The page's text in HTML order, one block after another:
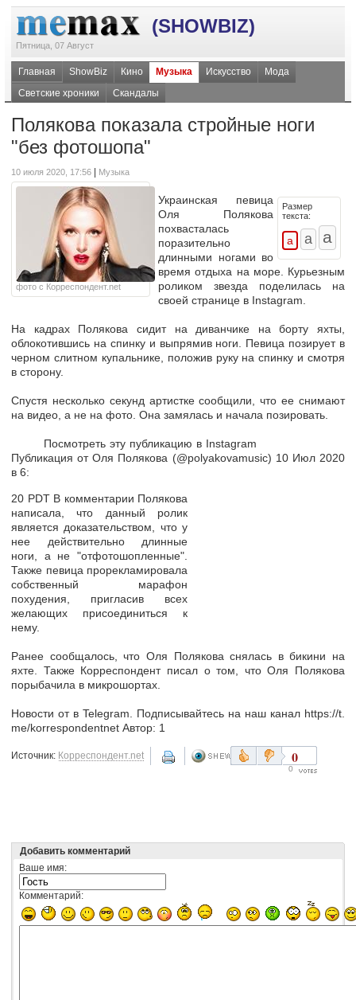
(SHOWBIZ)
Пятница, 07 Август
Главная ShowBiz Кино Музыка Искусство
Мода
Светские хроники
Скандалы
Полякова показала стройные ноги
"без фотошопа"
10 июля 2020, 17:56 Музыка
фото с Корреспондент.net
Размер
текста:
Украинская певица
Оля Полякова
похвасталась
поразительно
длинными ногами во
время отдыха на море. Курьезным
роликом звезда поделилась на
своей странице в Instagram.
На кадрах Полякова сидит на диванчике на борту яхты,
облокотившись на спинку и выпрямив ноги. Певица позирует в
черном слитном купальнике, положив руку на спинку и смотря
в сторону.
Спустя несколько секунд артистке сообщили, что ее снимают
на видео, а не на фото. Она замялась и начала позировать.
Посмотреть эту публикацию в Instagram
Публикация от Оля Полякова (@polyakovamusic) 10 Июл 2020
в 6:
20 PDT В комментарии Полякова
написала, что данный ролик
является доказательством, что у
нее действительно длинные
ноги, а не "отфотошопленные".
Также певица прорекламировала
собственный марафон
похудения, пригласив всех
желающих присоединиться к
нему.
Ранее сообщалось, что Оля Полякова снялась в бикини на
яхте. Также Корреспондент писал о том, что Оля Полякова
порыбачила в микрошортах.
Новости от в Telegram. Подписывайтесь на наш канал https://t.
me/korrespondentnet Автор: 1
Источник: Корреспондент.net 0
0
Добавить комментарий
Ваше имя:
Комментарий: